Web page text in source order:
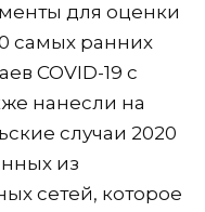
для оценки
самых ранних
COVID-19 с
нанесли на
случаи 2020
из
сетей, которое